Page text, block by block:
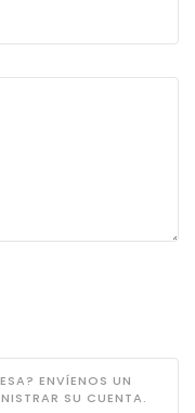
ENVÍENOS UN
SU CUENTA.